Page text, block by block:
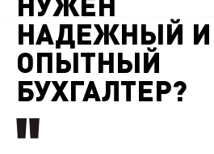
НАДЕЖНЫЙ И
ОПЫТНЫЙ
БУХГАЛТЕР?